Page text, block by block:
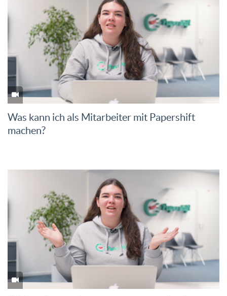
Was kann ich als Mitarbeiter mit Papershift
machen?